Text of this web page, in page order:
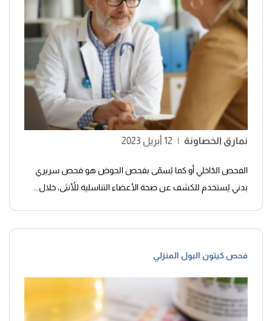
نمارق الخصاونة | 12 أبريل 2023
الفحص الدّاخلي أو كما يُسمّى بفحص الحوض هو فحص سريري
بدني يُستخدم للكشف عن صحة الأعضاء التناسلية للأُنثى، خلال...
فحص كيتون البول المنزلي